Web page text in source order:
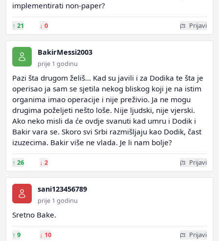
implementirati non-paper?
↑ 21 ↓ 0 Prijavi
BakirMessi2003
prije 1 godinu
Pazi šta drugom želiš... Kad su javili i za Dodika te šta je
operisao ja sam se sjetila nekog bliskog koji je na istim
organima imao operacije i nije preživio. Ja ne mogu
drugima poželjeti nešto loše. Nije ljudski, nije vjerski.
Ako neko misli da će ovdje svanuti kad umru i Dodik i
Bakir vara se. Skoro svi Srbi razmišljaju kao Dodik, čast
izuzecima. Bakir više ne vlada. Je li nam bolje?
↑ 26 ↓ 2 Prijavi
sani123456789
prije 1 godinu
Sretno Bake.
↑ 9 ↓ 10 Prijavi